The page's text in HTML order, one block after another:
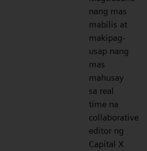
nang mas
mabilis at
makipag-
usap nang
mas
mahusay
sa real
time na
collaborative
editor ng
Capital X